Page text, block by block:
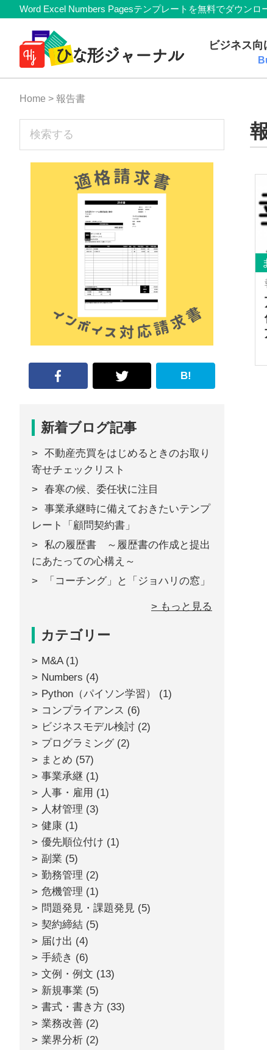
Skip
primary
navigation
Skip
content
Skip
primary
sidebar
Skip
footer
Member
Navigation
Word Excel Numbers Pagesテンプレートを無料でダウン
料
テ
レ
形
ジ
ャ
ー
ナ
ビジネス
Home > 報告書
sidebar
B!
新着ブログ記事
不動産売買をはじめるときのお取り
寄せチェックリスト
春寒の候、委任状に注目
事業承継時に備えておきたいテンプ
レート「顧問契約書」
私の履歴書 ～履歴書の作成と提出
にあたっての心構え～
「コーチング」と「ジョハリの窓」
> もっと見る
カテゴリー
M&A(1)
Numbers (4)
Python（パイソン学習）
(1)
コンプライアンス (6)
ビジネスモデル検討 (2)
プログラミング (2)
まとめ (57)
事業承継 (1)
人事・雇用 (1)
人材管理 (3)
健康 (1)
優先順位付け (1)
副業 (5)
勤務管理 (2)
危機管理 (1)
問題発見・課題発見 (5)
契約締結 (5)
届け出 (4)
手続き (6)
文例・例文 (13)
新規事業 (5)
書式・書き方 (33)
業務改善 (2)
業界分析 (2)